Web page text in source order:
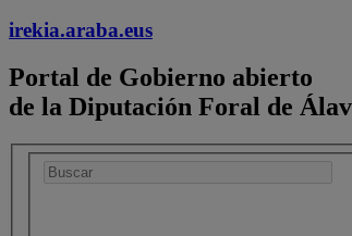
irekia.araba.eus
Portal de Gobierno abierto
de la Diputación Foral de